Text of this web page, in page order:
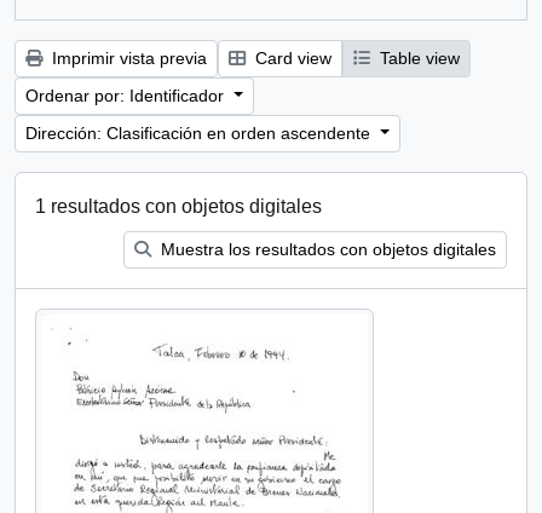
Imprimir vista previa Card view
Table view
Ordenar por: Identificador
Dirección: Clasificación en orden ascendente
1 resultados con objetos digitales
Muestra los resultados con objetos digitales